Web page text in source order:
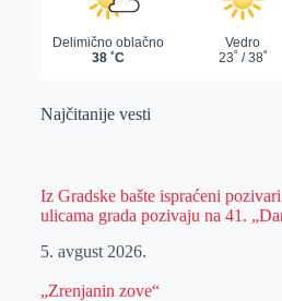
Najčitanije vesti
Iz Gradske bašte ispraćeni
ulicama grada pozivaju na 41.
5. avgust 2026.
„Zrenjanin zove“